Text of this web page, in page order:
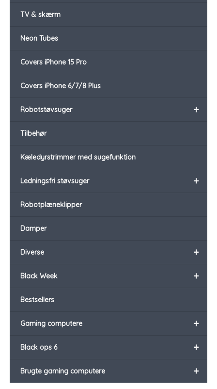
TV & skærm
Neon Tubes
Covers iPhone 15 Pro
Covers iPhone 6/7/8 Plus
+
Robotstøvsuger
Tilbehør
Kæledyrstrimmer med sugefunktion
+
Ledningsfri støvsuger
Robotplæneklipper
Damper
+
Diverse
+
Black Week
Bestsellers
+
Gaming computere
+
Black ops 6
+
Brugte gaming computere